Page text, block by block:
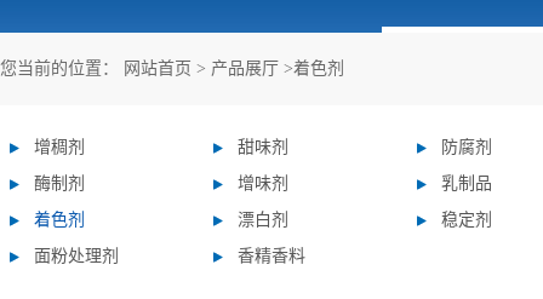
您当前的位置： 网站首页 > 产品展厅 >着色剂
增稠剂 甜味剂
防腐剂
酶制剂
增味剂
乳制品
着色剂
漂白剂
稳定剂
面粉处理剂
香精香料